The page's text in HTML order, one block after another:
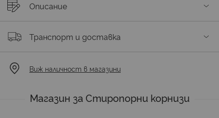
Описание
Транспорт и доставка
Виж наличност в магазини
Магазин за Стиропорни корнизи